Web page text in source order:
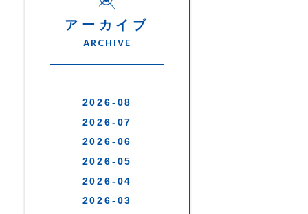
アーカイブ
ARCHIVE
2026-08
2026-07
2026-06
2026-05
2026-04
2026-03